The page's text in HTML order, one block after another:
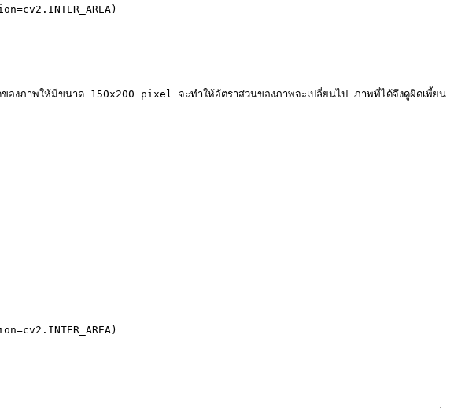
ภาพให้มีขนาด 150x200 pixel จะทำให้อัตราส่วนของภาพจะเปลี่ยนไป ภาพที่ได้จึงดูผิดเพี้ยน